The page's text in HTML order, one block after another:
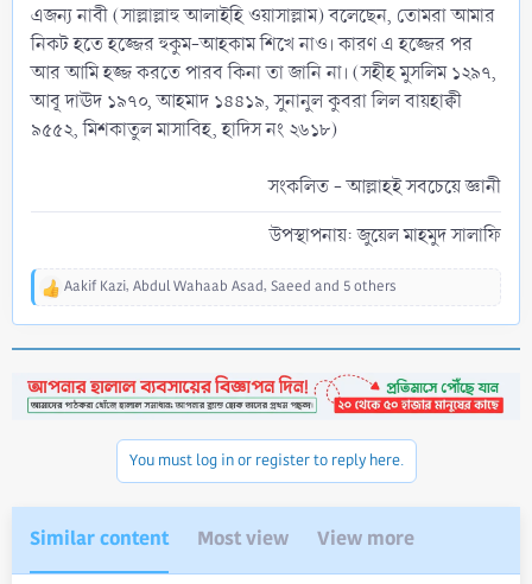
এজন্য নাবী (সাল্লাল্লাহু আলাইহি ওয়াসাল্লাম) বলেছেন, তোমরা আমার
নিকট হতে হজ্জের হুকুম-আহকাম শিখে নাও। কারণ এ হজ্জের পর
আর আমি হজ্জ করতে পারব কিনা তা জানি না। (সহীহ মুসলিম ১২৯৭,
আবূ দাঊদ ১৯৭০, আহমাদ ১৪৪১৯, সুনানুল কুবরা লিল বায়হাক্বী
৯৫৫২, মিশকাতুল মাসাবিহ, হাদিস নং ২৬১৮)
সংকলিত - আল্লাহই সবচেয়ে জ্ঞানী​
উপস্থাপনায়: জুয়েল মাহমুদ সালাফি​
R
t
i
Aakif Kazi, Abdul Wahaab Asad, Saeed and 5 others
You must log in or register to reply here.
Similar content Most view View more